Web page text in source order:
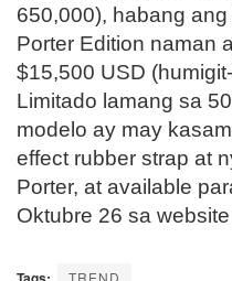
650,000), habang
Porter Edition naman
$15,500 USD
Limitado lamang sa
modelo ay may
effect rubber strap at
Porter, at available
Oktubre 26 sa